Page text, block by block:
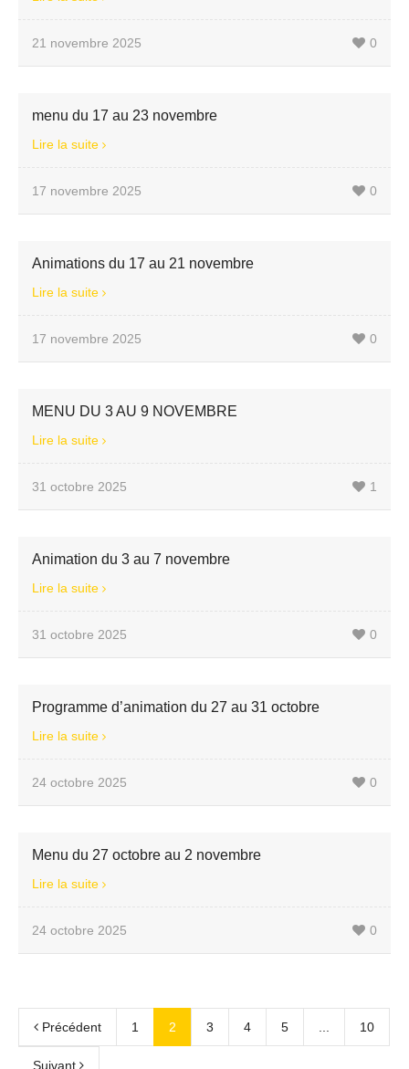
21 novembre 2025 0
menu du 17 au 23 novembre
Lire la suite
17 novembre 2025 0
Animations du 17 au 21 novembre
Lire la suite
17 novembre 2025 0
MENU DU 3 AU 9 NOVEMBRE
Lire la suite
31 octobre 2025 1
Animation du 3 au 7 novembre
Lire la suite
31 octobre 2025 0
Programme d’animation du 27 au 31 octobre
Lire la suite
24 octobre 2025 0
Menu du 27 octobre au 2 novembre
Lire la suite
24 octobre 2025 0
Précédent 1 2 3 4 5 ... 10
Suivant